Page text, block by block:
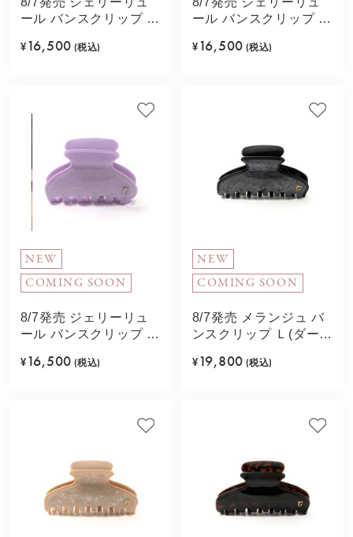
ール バンスクリップ Ｍ
¥ 16,500 (税込)
ール バンスクリップ Ｍ
¥ 16,500 (税込)
NEW
COMING SOON
8/7発売 ジェリーリュ
ール バンスクリップ Ｍ
¥ 16,500 (税込)
NEW
COMING SOON
8/7発売 メランジュ バ
ンスクリップ Ｌ(ダーク
¥ 19,800 (税込)